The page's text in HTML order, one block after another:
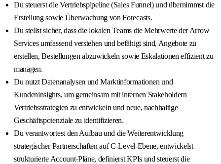
Du steuerst die Vertriebspipeline (Sales Funnel) und übernimmst die
Erstellung sowie Überwachung von Forecasts.
Du stellst sicher, dass die lokalen Teams die Mehrwerte der Arrow
Services umfassend verstehen und befähigt sind, Angebote zu
erstellen, Bestellungen abzuwickeln sowie Eskalationen effizient zu
managen.
Du nutzt Datenanalysen und Marktinformationen und
Kundeninsights, um gemeinsam mit internen Stakeholdern
Vertriebsstrategien zu entwickeln und neue, nachhaltige
Geschäftspotenziale zu identifizieren.
Du verantwortest den Aufbau und die Weiterentwicklung
strategischer Partnerschaften auf C-Level-Ebene, entwickelst
strukturierte Account-Pläne, definierst KPIs und steuerst die